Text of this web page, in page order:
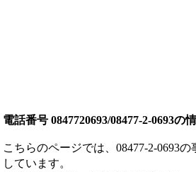
電話番号 0847720693/08477-2-0693の
こちらのページでは、 08477-2-0693の
しています。